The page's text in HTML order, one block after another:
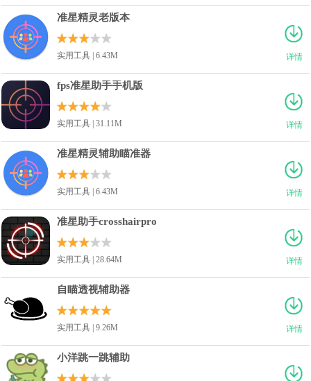
详情
准星精灵老版本
实用工具 | 6.43M
详情
fps准星助手手机版
实用工具 | 31.11M
详情
准星精灵辅助瞄准器
实用工具 | 6.43M
详情
准星助手crosshairpro
实用工具 | 28.64M
详情
自瞄透视辅助器
实用工具 | 9.26M
小洋跳一跳辅助